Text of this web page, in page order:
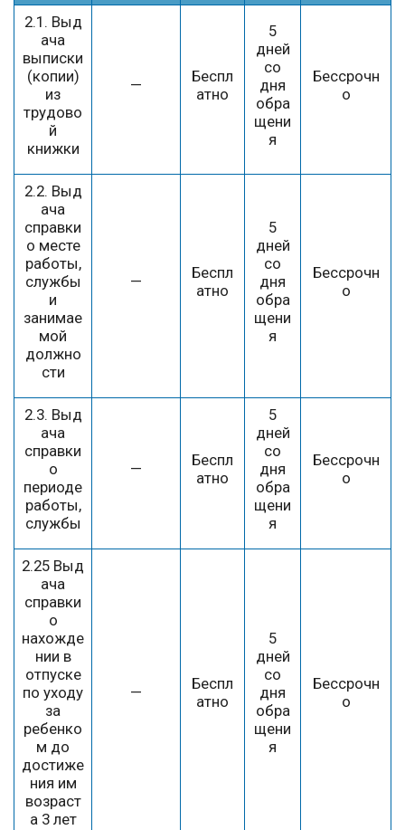
2.1. Выд
ача
выписки
(копии)
из
трудово
й
книжки
—
Беспл
атно
5
дней
со
дня
обра
щени
я
Бессрочн
о
2.2. Выд
ача
справки
о месте
работы,
службы
и
занимае
мой
должно
сти
—
Беспл
атно
5
дней
со
дня
обра
щени
я
Бессрочн
о
2.3. Выд
ача
справки
о
периоде
работы,
службы
—
Беспл
атно
5
дней
со
дня
обра
щени
я
Бессрочн
о
2.25 Выд
ача
справки
о
нахожде
нии в
отпуске
по уходу
за
ребенко
м до
достиже
ния им
возраст
а 3 лет
—
Беспл
атно
5
дней
со
дня
обра
щени
я
Бессрочн
о